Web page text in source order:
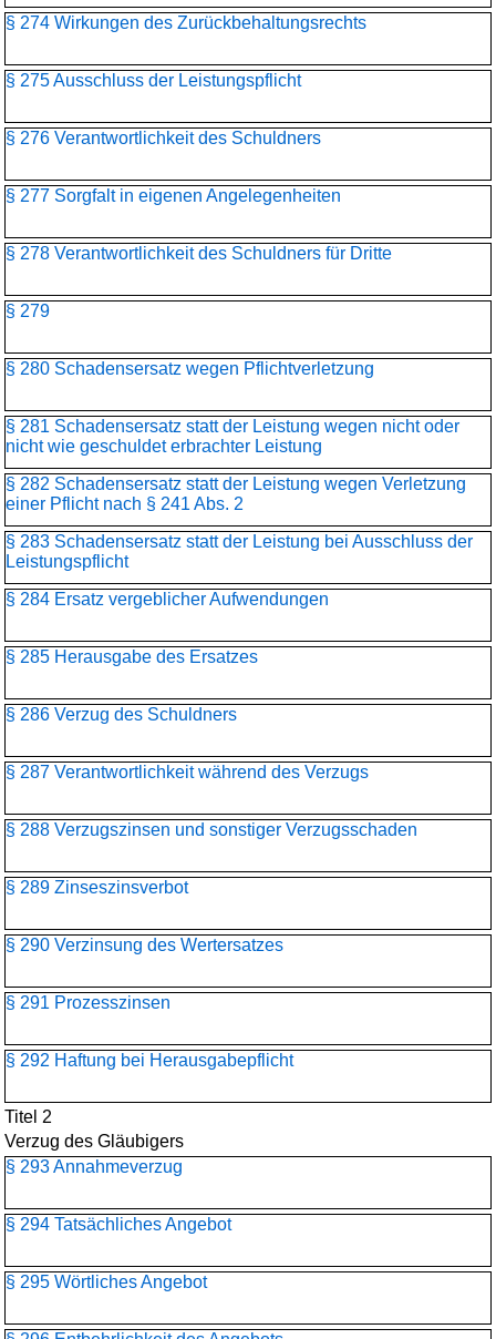
§ 274 Wirkungen des Zurückbehaltungsrechts
§ 275 Ausschluss der Leistungspflicht
§ 276 Verantwortlichkeit des Schuldners
§ 277 Sorgfalt in eigenen Angelegenheiten
§ 278 Verantwortlichkeit des Schuldners für Dritte
§ 279
§ 280 Schadensersatz wegen Pflichtverletzung
§ 281 Schadensersatz statt der Leistung wegen nicht oder
nicht wie geschuldet erbrachter Leistung
§ 282 Schadensersatz statt der Leistung wegen Verletzung
einer Pflicht nach § 241 Abs. 2
§ 283 Schadensersatz statt der Leistung bei Ausschluss der
Leistungspflicht
§ 284 Ersatz vergeblicher Aufwendungen
§ 285 Herausgabe des Ersatzes
§ 286 Verzug des Schuldners
§ 287 Verantwortlichkeit während des Verzugs
§ 288 Verzugszinsen und sonstiger Verzugsschaden
§ 289 Zinseszinsverbot
§ 290 Verzinsung des Wertersatzes
§ 291 Prozesszinsen
§ 292 Haftung bei Herausgabepflicht
Titel 2
Verzug des Gläubigers
§ 293 Annahmeverzug
§ 294 Tatsächliches Angebot
§ 295 Wörtliches Angebot